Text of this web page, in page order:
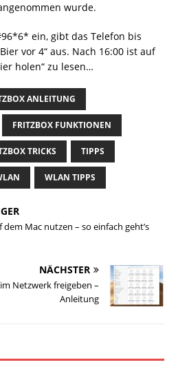
wurde.
ein, gibt das Telefon bis
vor 4“ aus. Nach 16:00 ist auf
holen“ zu lesen…
ANLEITUNG
FRITZBOX FUNKTIONEN
TRICKS TIPPS
WLAN TIPPS
Mac nutzen – so einfach geht’s
NÄCHSTER
Netzwerk freigeben –
Anleitung